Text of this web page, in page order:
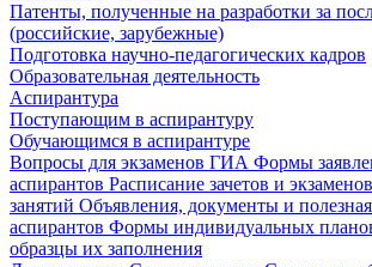
Патенты, полученные на разработки за
(российские, зарубежные)
Подготовка научно-педагогических кадров
Образовательная деятельность
Аспирантура
Поступающим в аспирантуру
Обучающимся в аспирантуре
Вопросы для экзаменов ГИА Формы
аспирантов Расписание зачетов и экзаменов
занятий Объявления, документы и
аспирантов Формы индивидуальных
образцы их заполнения